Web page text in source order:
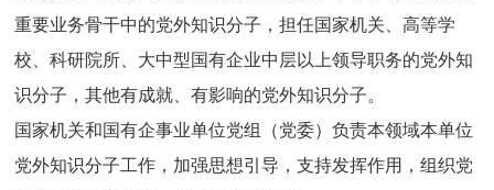
重要业务骨干中的党外知识分子，担任国家机关、高等学
校、科研院所、大中型国有企业中层以上领导职务的党外知
识分子，其他有成就、有影响的党外知识分子。
国家机关和国有企事业单位党组（党委）负责本领域本单位
党外知识分子工作，加强思想引导，支持发挥作用，组织党